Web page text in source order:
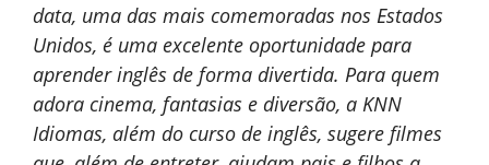
data, uma das mais comemoradas nos Estados
Unidos, é uma excelente oportunidade para
aprender inglês de forma divertida. Para quem
adora cinema, fantasias e diversão, a KNN
Idiomas, além do curso de inglês, sugere filmes